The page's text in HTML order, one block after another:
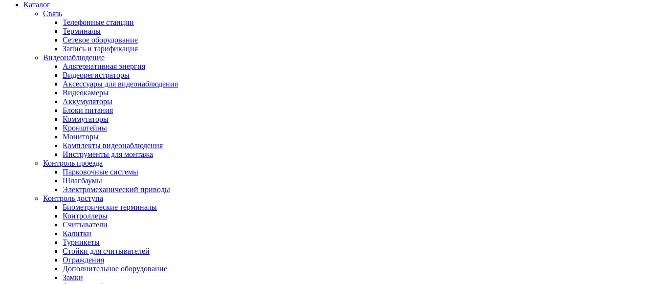
Каталог
Связь
Телефонные станции
Терминалы
Сетевое оборудование
Запись и тарификация
Видеонаблюдение
Альтернативная энергия
Видеорегистраторы
Аксессуары для видеонаблюдения
Видеокамеры
Аккумуляторы
Блоки питания
Коммутаторы
Кронштейны
Мониторы
Комплекты видеонаблюдения
Инструменты для монтажа
Контроль проезда
Парковочные системы
Шлагбаумы
Электромеханический приводы
Контроль доступа
Биометрические терминалы
Контроллеры
Считыватели
Калитки
Турникеты
Стойки для считывателей
Ограждения
Дополнительное оборудование
Замки